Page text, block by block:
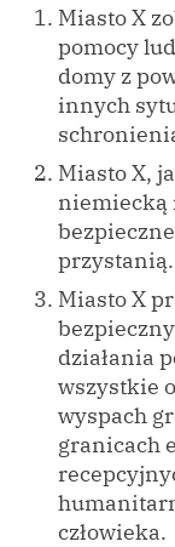
Miasto X
pomocy
domy z
innych
Miasto X,
niemiecką
przystanią.
Miasto X
działania
wszystkie
wyspach
granicach
człowieka.